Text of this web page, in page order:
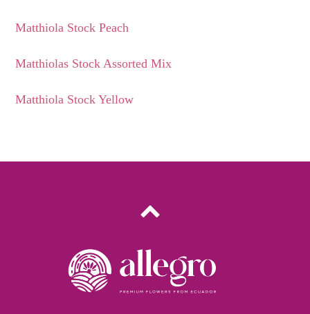
Matthiola Stock Peach
Matthiolas Stock Assorted Mix
Matthiola Stock Yellow